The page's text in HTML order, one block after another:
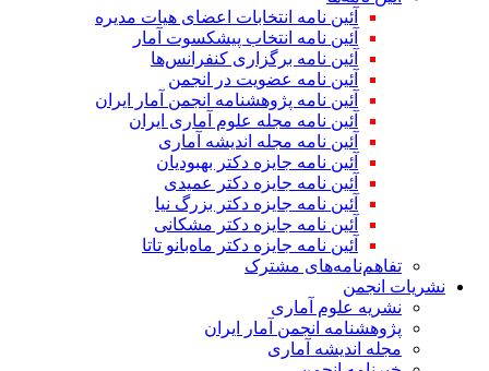
آئین نامه انتخابات اعضای هیات مدیره
آئین نامه انتخاب پیشکسوت آمار
آئین نامه برگزاری کنفرانس‌ها
آئین نامه عضویت در انجمن
آئین نامه پژوهشنامه انجمن آمار ایران
آئین نامه مجله علوم آماری ایران
آئین نامه مجله اندیشه آماری
آئین‌ نامه جایزه دکتر بهبودیان
آئین نامه جایزه دکتر عمیدی
آئین نامه جایزه دکتر بزرگ نیا
آئین نامه جایزه دکتر مشکانی
آئین نامه جایزه دکتر ماه‌بانو تاتا
تفاهم‌نامه‌های مشترک
نشریات انجمن
نشریه علوم آماری
پژوهشنامه انجمن آمار ایران
مجله اندیشه آماری